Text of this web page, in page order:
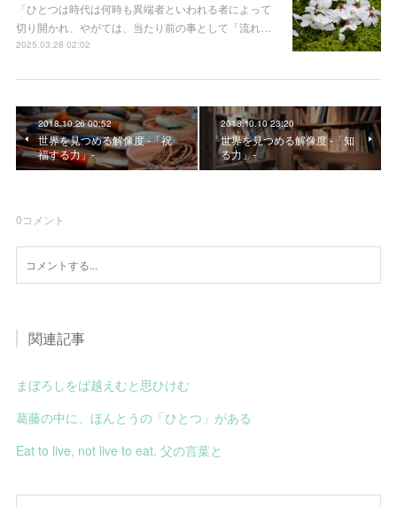
「ひとつは時代は何時も異端者といわれる者によって
切り開かれ、やがては、当たり前の事として「流れ…
2025.03.28 02:02
2018.10.26 00:52
世界を見つめる解像度 -「祝
福する力」-
2018.10.10 23:20
世界を見つめる解像度 -「知
る力」-
0コメント
関連記事
まぼろしをば越えむと思ひけむ
葛藤の中に、ほんとうの「ひとつ」がある
Eat to live, not live to eat. 父の言葉と